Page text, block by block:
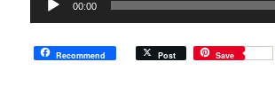
Player
00:00
Recommend Post Save